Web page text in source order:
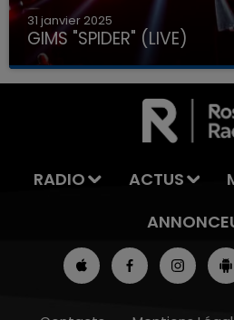
31 janvier 2025
GIMS "SPIDER" (LIVE)
RADIO ACTUS